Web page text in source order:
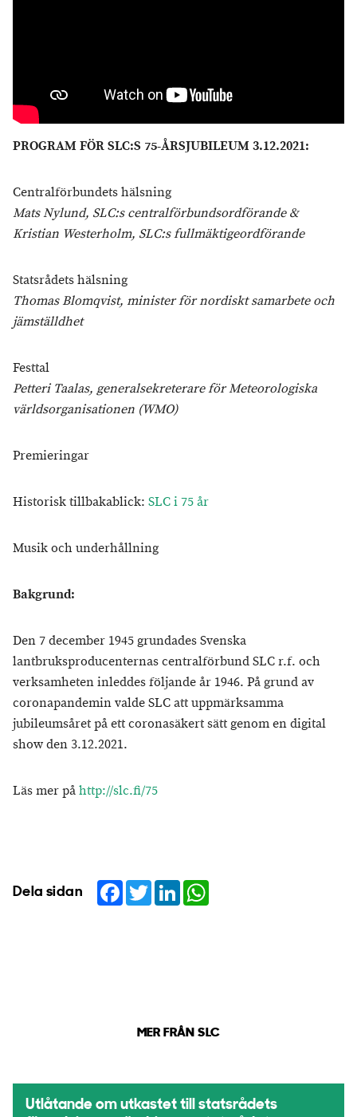
PROGRAM FÖR SLC:S 75-ÅRSJUBILEUM 3.12.2021:
Centralförbundets hälsning
Mats Nylund, SLC:s centralförbundsordförande &
Kristian Westerholm, SLC:s fullmäktigeordförande
Statsrådets hälsning
Thomas Blomqvist, minister för nordiskt samarbete och
jämställdhet
Festtal
Petteri Taalas, generalsekreterare för Meteorologiska
världsorganisationen (WMO)
Premieringar
Historisk tillbakablick: SLC i 75 år
Musik och underhållning
Bakgrund:
Den 7 december 1945 grundades Svenska
lantbruksproducenternas centralförbund SLC r.f. och
verksamheten inleddes följande år 1946. På grund av
coronapandemin valde SLC att uppmärksamma
jubileumsåret på ett coronasäkert sätt genom en digital
show den 3.12.2021.
Läs mer påhttp://slc.fi/75
Dela sidan Facebook
TwitterLinkedIn
MER FRÅN SLC
Utlåtande om utkastet till statsrådets